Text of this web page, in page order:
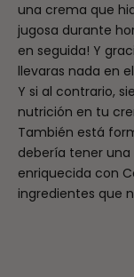
una crema que
jugosa durante
en seguida! Y
llevaras nada en
Y si al contrario,
nutrición en tu
También está
debería tener
enriquecida con
ingredientes que